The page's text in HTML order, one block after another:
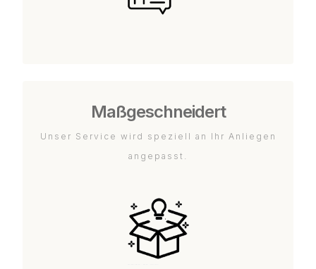
Maßgeschneidert
Unser Service wird speziell an Ihr Anliegen
angepasst.